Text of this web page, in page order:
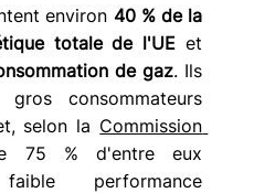
environ 40 % de la
totale de l'UE
de gaz. Ils
consommateurs
selon la Commission
75 % d'entre eux
performance